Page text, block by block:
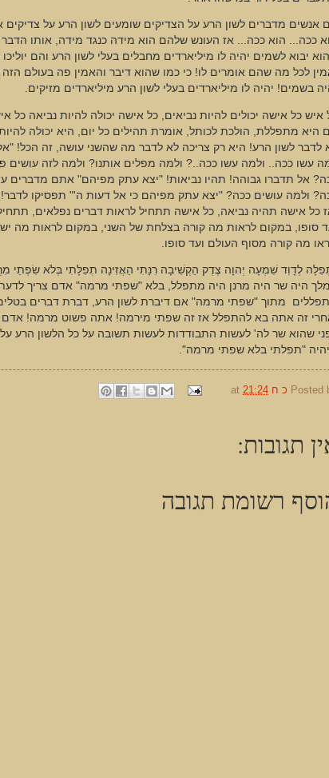
אנשים מדברים לשון הרע על הצדיקים שומעים לשון הרע על צדיקים
ככה... הוא ככה... אז העונש שלהם הוא מידה כנגד מידה, אותו
יבוא לשמים יהיה לו מיליארדים מחבלים בעלי לשון הרע והם
לכל מה שהם אומרים לו! כי כמו שהוא דיבר והאמין פה בעולם הזה
בשמים! יהיה לו מיליארדים בעלי לשון הרע מיליארדים מזיקים.
איש כל אישה יכולים להיות נביאים, כל אישה יכולה להיות נביאה כל
היא מתפללת, הולכת לכותל, אומרת תהילים כל יום, היא יכולה
לדבר לשון הרע! היא רק צריכה לא לדבר מה שהשני עושה, זה הכל!
עשו ככה.. ולמה עשו ככה..? ולמה מפלים אותנו? ולמה לזה עושים
אל תדברו גבוהה! תהיו נביאות! "יצא עתק מפיהם" אתם מדברים
ולמה עושים ככה? "יצא עתק מפיהם כי אל דעות ה'" תפסיקו
כל אישה תהיה נביאה, כל אישה תתחיל לראות דברים נפלאים,
סופו, במקום לראות מה קורה בצלחת של השני, במקום לראות מה יש
מה קורה מסוף העולם ועד סופו.
לְדָוִד שִׁמְעָה יְהוָה צֶדֶק הַקְשִׁיבָה רִנָּתִי הַאֲזִינָה תְפִלָּתִי בְּלֹא שִׂפְתֵי
היה שר היה מרנן היה מתפלל, בלא "שפתי מרמה" אדם צריך
מתוך "שפתי מרמה" אם דיברת לשון הרע, דברת דברים
זה אתה בא להתפלל אז זה שפתי מירמה! אתה פשוט מרמה! אדם
שהוא שר לה' לעשות התבודדות לעשות תשובה על כל הלשון הרע
"תפלתי בלא שפתי מרמה".
Posted כ ח at 21:24
תגובות:
רשומת תגובה